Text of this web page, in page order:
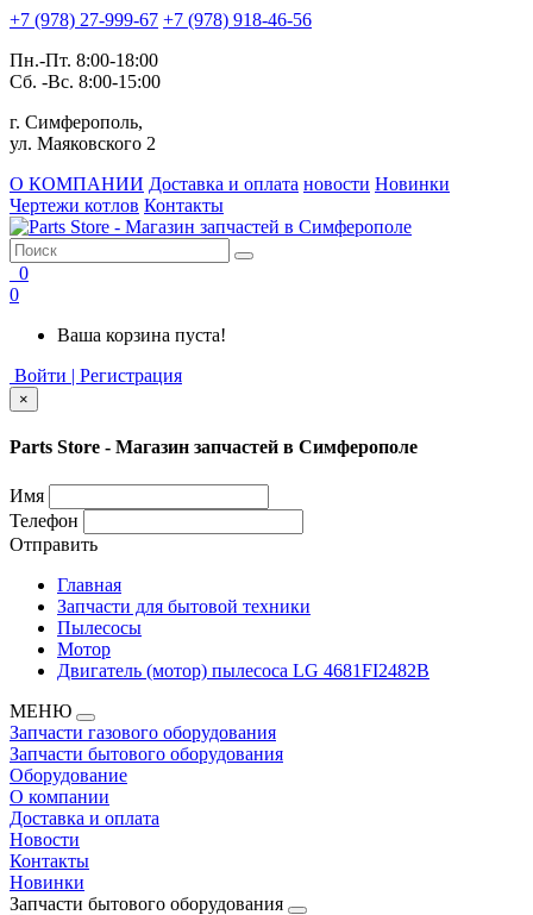
+7 (978) 27-999-67 +7 (978) 918-46-56
Пн.-Пт. 8:00-18:00
Сб. -Вс. 8:00-15:00
г. Симферополь,
ул. Маяковского 2
О КОМПАНИИ Доставка и оплата новости Новинки
Чертежи котлов Контакты
0
0
Ваша корзина пуста!
Войти | Регистрация
×
Parts Store - Магазин запчастей в Симферополе
Имя
Телефон
Отправить
Главная
Запчасти для бытовой техники
Пылесосы
Мотор
Двигатель (мотор) пылесоса LG 4681FI2482B
МЕНЮ
Запчасти газового оборудования
Запчасти бытового оборудования
Оборудование
О компании
Доставка и оплата
Новости
Контакты
Новинки
Запчасти бытового оборудования